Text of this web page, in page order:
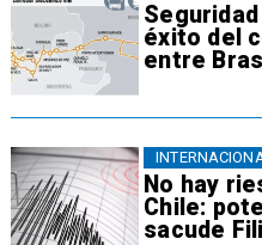
éxito del
entre
No hay
Chile:
sacude